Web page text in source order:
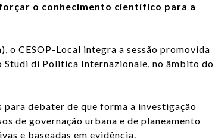
o conhecimento científico para a
o CESOP-Local integra a sessão promovida
di Politica Internazionale, no âmbito do
para debater de que forma a investigação
de governação urbana e de planeamento
e baseadas em evidência.